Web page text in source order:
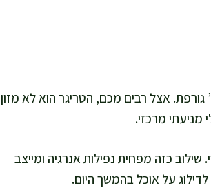
אצל רבים מכם, הטריגר הוא לא מזון
מניעתי מרכזי.
כזה מפחית נפילות אנרגיה ומייצב
על אוכל בהמשך היום.